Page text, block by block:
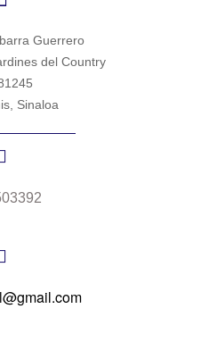
Guerrero
del Country
Sinaloa